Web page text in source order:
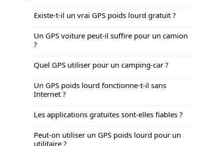
Existe-t-il un vrai GPS poids lourd gratuit ?
Un GPS voiture peut-il suffire pour un camion
?
Quel GPS utiliser pour un camping-car ?
Un GPS poids lourd fonctionne-t-il sans
Internet ?
Les applications gratuites sont-elles fiables ?
Peut-on utiliser un GPS poids lourd pour un
utilitaire ?